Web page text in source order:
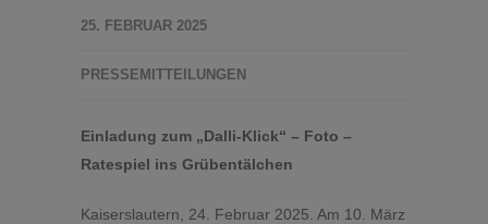
25. FEBRUAR 2025
PRESSEMITTEILUNGEN
Einladung zum „Dalli-Klick“ – Foto –
Ratespiel ins Grübentälchen
Kaiserslautern, 24. Februar 2025. Am 10. März